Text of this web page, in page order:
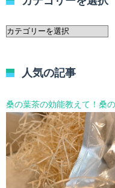
カ
ー
選
択
人気の記事
桑の葉茶の効能教えて！桑